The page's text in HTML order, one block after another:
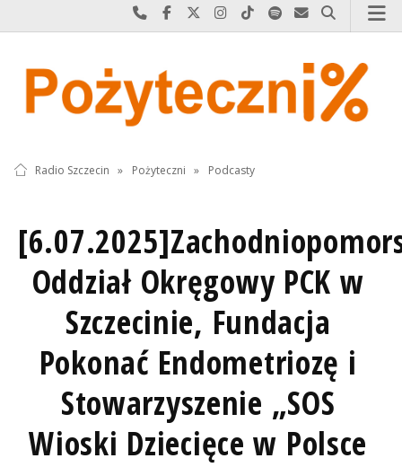
Najlepiej po prostu do nas zadzwoń
Odwiedź nas na Facebook-u
Odwiedź nas na X
Odwiedź nas na Instagram-ie
Odwiedź nas na TikTok-u
Szukaj nas na Spotify
Wyślij do nas
Szukaj
Radio Szczecin » Pożyteczni » Podcasty
Oddział Okręgowy PCK w
Szczecinie, Fundacja
Pokonać Endometriozę i
Stowarzyszenie „SOS
Wioski Dziecięce w Polsce